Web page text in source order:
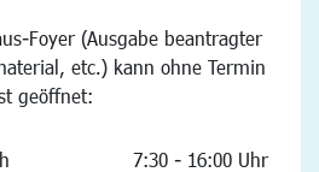
Foyer (Ausgabe beantragter
etc.) kann ohne Termin
geöffnet:
7:30 - 16:00 Uhr